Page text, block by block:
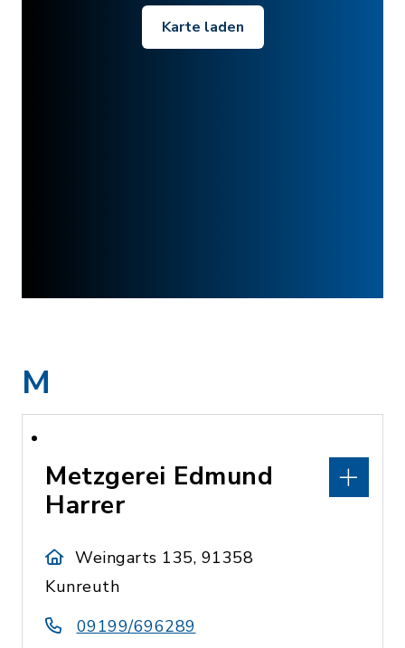
Karte laden
M
Metzgerei Edmund
Harrer
Weingarts 135, 91358
Kunreuth
09199/696289